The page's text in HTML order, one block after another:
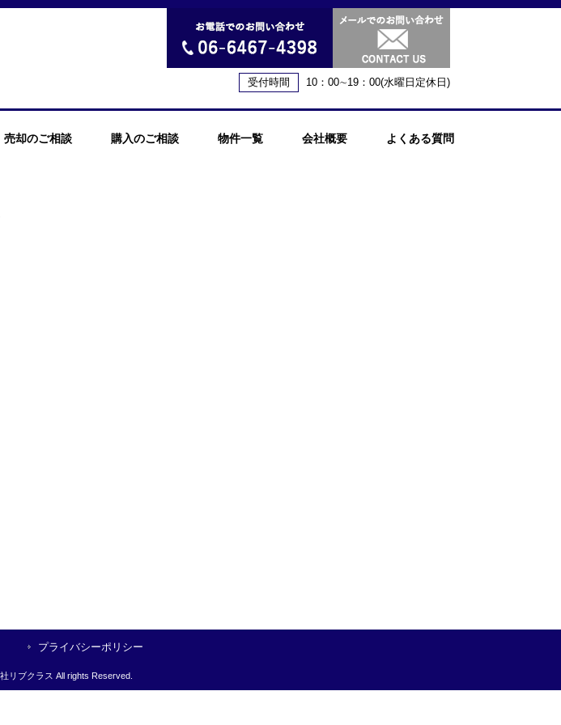
受付時間 10：00∼19：00(水曜日定休日)
売却のご相談 購入のご相談 物件一覧 会社概要 よくある質問
プライバシーポリシー
リブクラス All rights Reserved.